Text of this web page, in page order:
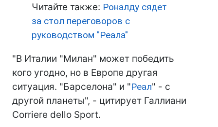
Читайте также: Роналду сядет
за стол переговоров с
руководством "Реала"
"В Италии "Милан" может победить
кого угодно, но в Европе другая
ситуация. "Барселона" и "Реал" - с
другой планеты", - цитирует Галлиани
Corriere dello Sport.